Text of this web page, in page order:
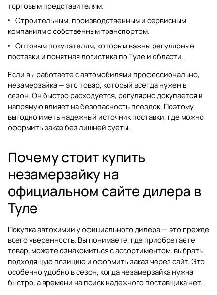
торговым представителям.
Строительным, производственным и сервисным
компаниям с собственным транспортом.
Оптовым покупателям, которым важны регулярные
поставки и понятная логистика по Туле и области.
Если вы работаете с автомобилями профессионально,
незамерзайка — это товар, который всегда нужен в
сезон. Он быстро расходуется, регулярно докупается и
напрямую влияет на безопасность поездок. Поэтому
выгодно иметь надежный источник поставки, где можно
оформить заказ без лишней суеты.
Почему стоит купить
незамерзайку на
официальном сайте дилера в
Туле
Покупка автохимии у официального дилера — это прежде
всего уверенность. Вы понимаете, где приобретаете
товар, можете ознакомиться с ассортиментом, выбрать
подходящую позицию и оформить заказ через сайт. Это
особенно удобно в сезон, когда незамерзайка нужна
быстро, а времени на поиск надежного поставщика нет.